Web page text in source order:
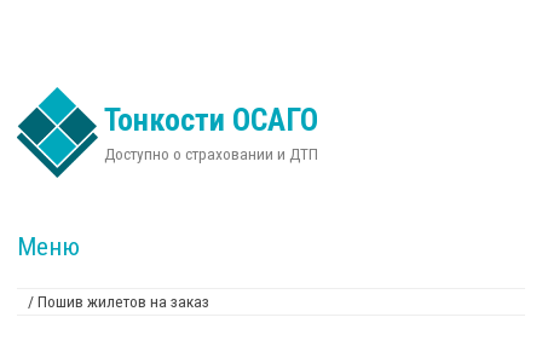
Тонкости ОСАГО
Доступно о страховании и ДТП
Меню
/Пошив жилетов на заказ